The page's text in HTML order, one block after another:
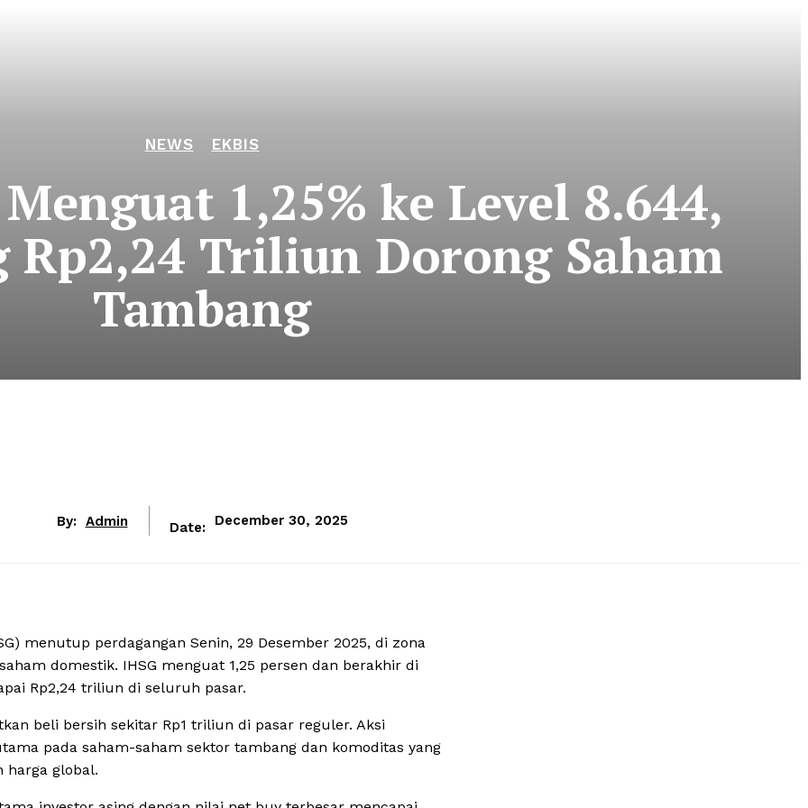
NEWS EKBIS
1,25% ke Level 8.644,
Rp2,24 Triliun Dorong Saham
Tambang
By: Admin Date: December 30, 2025
menutup perdagangan Senin, 29 Desember 2025, di zona
domestik. IHSG menguat 1,25 persen dan berakhir di
Rp2,24 triliun di seluruh pasar.
beli bersih sekitar Rp1 triliun di pasar reguler. Aksi
pada saham-saham sektor tambang dan komoditas yang
harga global.